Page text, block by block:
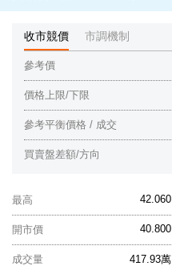
收市競價 市調機制
參考價
價格上限/下限
參考平衡價格 / 成交
買賣盤差額/方向
42.060
最高
40.800
開市價
417.93萬
成交量